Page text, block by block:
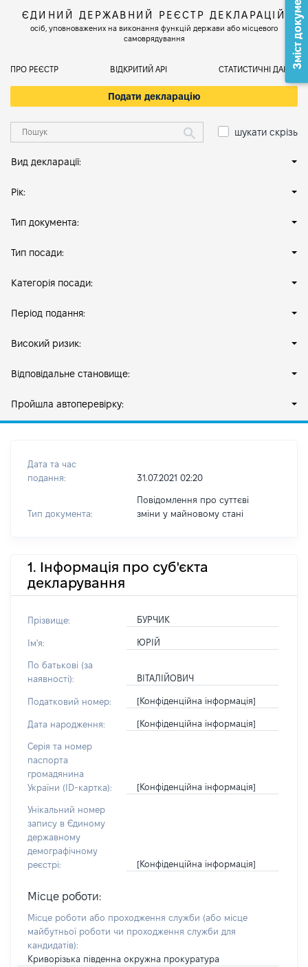
ЄДИНИЙ ДЕРЖАВНИЙ РЕЄСТР ДЕКЛАРАЦІЙ
осіб, уповноважених на виконання функцій держави або місцевого
самоврядування
ПРО РЕЄСТР ВІДКРИТИЙ АРІ СТАТИСТИЧНІ ДАНІ
Подати декларацію
шукати скрізь
Вид декларації:
Рік:
Тип документа:
Тип посади:
Категорія посади:
Період подання:
Високий ризик:
Відповідальне становище:
Пройшла автоперевірку:
Дата та час
подання:
31.07.2021 02:20
Тип документа:
Повідомлення про суттєві
зміни y майновому стані
1. Інформація про суб'єкта
декларування
Прізвище: БУРЧИК
Ім'я: ЮРІЙ
По батькові (за
наявності):
ВІТАЛІЙОВИЧ
Податковий номер: [Конфіденційна інформація]
Дата народження: [Конфіденційна інформація]
Серія та номер
паспорта
громадянина
України (ID-картка):
[Конфіденційна інформація]
Унікальний номер
запису в Єдиному
державному
демографічному
реєстрі:
[Конфіденційна інформація]
Місце роботи:
Місце роботи або проходження служби (або місце
майбутньої роботи чи проходження служби для
кандидатів):
Криворізька південна окружна прокуратура
Зміст документа